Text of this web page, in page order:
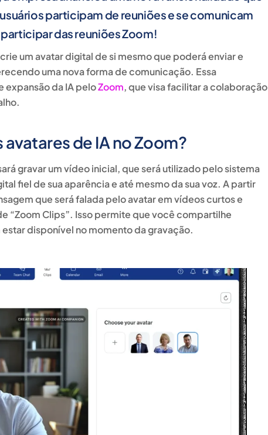
participam de reuniões e se comunicam
das reuniões Zoom!
um avatar digital de si mesmo que poderá enviar e
uma nova forma de comunicação. Essa
expansão da IA peloZoom, que visa facilitar a colaboração
de IA no Zoom?
gravar um vídeo inicial, que será utilizado pelo sistema
fiel de sua aparência e até mesmo da sua voz. A partir
que será falada pelo avatar em vídeos curtos e
“Zoom Clips”. Isso permite que você compartilhe
disponível no momento da gravação.